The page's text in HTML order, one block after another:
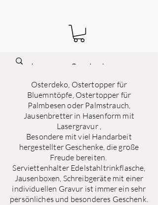
Osterdeko, Ostertopper für
Bluemntöpfe, Ostertopper für
Palmbesen oder Palmstrauch,
Jausenbretter in Hasenform mit
Lasergravur ,
Besondere mit viel Handarbeit
hergestellter Geschenke, die große
Freude bereiten.
Serviettenhalter Edelstahltrinkflasche,
Jausenboxen, Schreibgeräte mit einer
individuellen Gravur ist immer ein sehr
persönliches und besonderes Geschenk.